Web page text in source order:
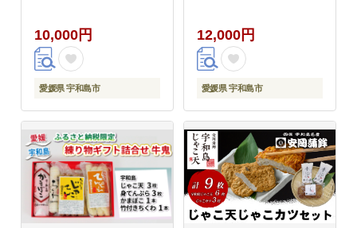
まぼこ 冷蔵 惣菜 フラ
イ おでん だし 小分け
酒 おつまみ 肴 魚肉 水
産 加工品 特産品 郷土
産 愛媛 宇和島 C010-
019008
10,000円
愛媛県 宇和島市
フライ おでん 具 出汁
だし 小分け 酒 おつま
み 肴 魚肉 水産 加工品
特産品 郷土料理 国産
020009
12,000円
愛媛県 宇和島市